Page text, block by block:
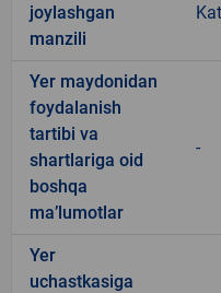
joylashgan
manzili
Yer maydonidan
foydalanish
tartibi va
shartlariga oid
boshqa
ma’lumotlar
-
Yer
uchastkasiga